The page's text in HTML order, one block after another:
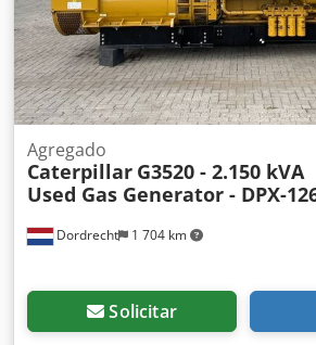
Dordrecht 1 704 km
Agregado
Caterpillar G3520 - 2.150 kVA
Used Gas Generator - DPX-
Solicitar